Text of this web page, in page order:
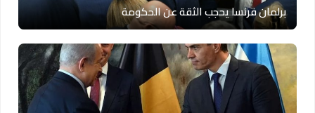
برلمان فرنسا يحجب الثقة عن الحكومة